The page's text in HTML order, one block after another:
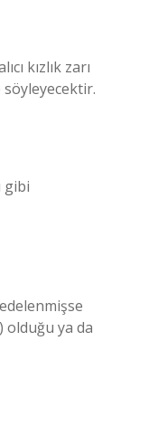
kızlık zarı
gibi
olduğu ya da